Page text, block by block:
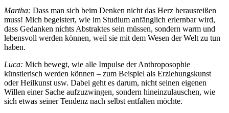
Martha: Dass man sich beim Denken nicht das Herz herausreißen
muss! Mich begeistert, wie im Studium anfänglich erlernbar wird,
dass Gedanken nichts Abstraktes sein müssen, sondern warm und
lebensvoll werden können, weil sie mit dem Wesen der Welt zu tun
haben.
Luca: Mich bewegt, wie alle Impulse der Anthroposophie
künstlerisch werden können – zum Beispiel als Erziehungskunst
oder Heilkunst usw. Dabei geht es darum, nicht seinen eigenen
Willen einer Sache aufzuzwingen, sondern hineinzulauschen, wie
sich etwas seiner Tendenz nach selbst entfalten möchte.